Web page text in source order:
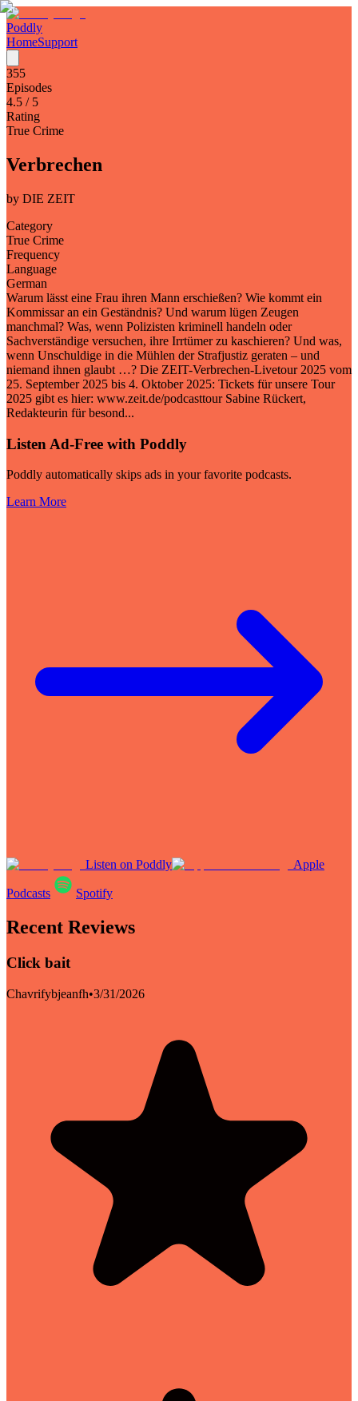
Poddly
HomeSupport
355
Episodes
4.5 / 5
Rating
True Crime
Verbrechen
by DIE ZEIT
Category
True Crime
Frequency
Language
German
Warum lässt eine Frau ihren Mann erschießen? Wie kommt ein
Kommissar an ein Geständnis? Und warum lügen Zeugen
manchmal? Was, wenn Polizisten kriminell handeln oder
Sachverständige versuchen, ihre Irrtümer zu kaschieren? Und was,
wenn Unschuldige in die Mühlen der Strafjustiz geraten – und
niemand ihnen glaubt …? Die ZEIT-Verbrechen-Livetour 2025 vom
25. September 2025 bis 4. Oktober 2025: Tickets für unsere Tour
2025 gibt es hier: www.zeit.de/podcasttour Sabine Rückert,
Redakteurin für besond...
Listen Ad-Free with Poddly
Poddly automatically skips ads in your favorite podcasts.
Learn More
Listen on Poddly Apple
Podcasts Spotify
Recent Reviews
Click bait
Chavrifybjeanfh•3/31/2026